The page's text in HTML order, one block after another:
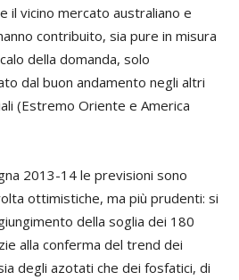
il vicino mercato australiano e
contribuito, sia pure in misura
della domanda, solo
dal buon andamento negli altri
(Estremo Oriente e America
2013-14 le previsioni sono
ottimistiche, ma più prudenti: si
della soglia dei 180
alla conferma del trend dei
degli azotati che dei fosfatici, di